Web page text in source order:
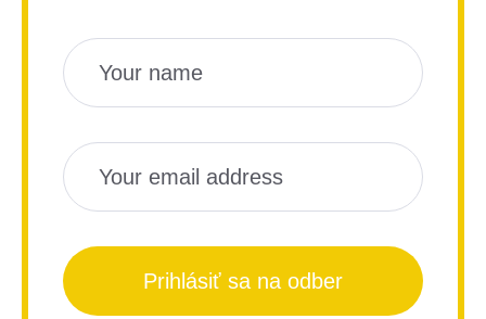
Názov
Email
Prihlásiť sa na odber